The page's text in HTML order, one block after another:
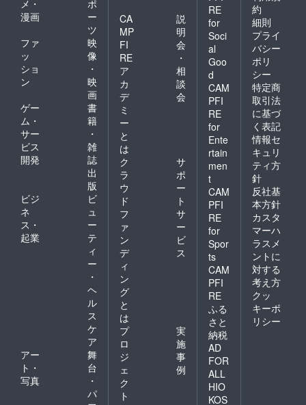
メ・
漫画
ポ
ー
ツ
ファ
ッ
ショ
ン
映
像
・
映
画
ゲー
ム・
サー
ビス
開発
書
籍
・
雑
誌
出
版
ビジ
ネ
ス・
起業
ビ
ュ
ー
テ
ィ
ー
・
ヘ
ル
ス
ケ
ア
アー
ト・
写真
舞
台
・
パ
CA
MP
FI
RE
ア
カ
デ
ミ
ー
と
は
説
明
会
・
相
談
会
ク
ラ
ウ
ド
フ
ァ
ン
デ
ィ
ン
グ
と
は
サ
ポ
ー
ト
サ
ー
ビ
ス
プ
ロ
ジ
ェ
ク
ト
実
施
事
例
RE
for
Soci
al
Goo
d
CAM
PFI
RE
for
Ente
rtain
men
t
CAM
PFI
RE
for
Spor
ts
CAM
PFI
RE
ふる
さと
納税
AD
FOR
ALL
HIO
KOS
約
細則
プライ
バシー
ポリ
シー
特定商
取引法
に基づ
く表記
情報セ
キュリ
ティ方
針
反社基
本方針
カスタ
マーハ
ラスメ
ントに
対する
考え方
クッ
キーポ
リシー